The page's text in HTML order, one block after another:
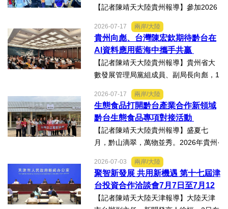
【記者陳靖天大陸貴州報導】參加2026
色產業助力鄉村振興對接會的臺灣嘉賓
組團，7月15日，到興仁市實地考察，深
入調研興仁薏仁米...
2026-07-17 兩岸/大陸
貴州向彪、台灣陳宏欽期待黔台在
AI資料應用藍海中攜手共贏
【記者陳靖天大陸貴州報導】貴州省大
數發展管理局黨組成員、副局長向彪，1
作懇談會黔台大數據與人工智能產業對
接會上表示，召開黔台大數據與人工智
能產業對接會，旨在搭建兩...
2026-07-17 兩岸/大陸
生態食品打開黔台產業合作新領域
黔台生態食品專項對接活動
【記者陳靖天大陸貴州報導】盛夏七
月，黔山滴翠，萬物並秀。2026年貴州·
品專項對接活動」於7月13日至16日舉
行。近30名台商代表跨海而來，踏訪貴
州生態食品產業一線，...
2026-07-03 兩岸/大陸
聚智新發展 共用新機遇 第十七屆津
台投資合作洽談會7月7日至7月12
日在天津舉辦
【記者陳靖天大陸天津報導】大陸天津